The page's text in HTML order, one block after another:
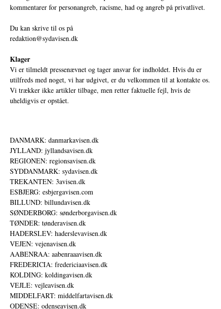
kommentarer for personangreb, racisme, had og angreb på privatlivet.
Du kan skrive til os på
redaktion@sydavisen.dk
Klager
Vi er tilmeldt pressenævnet og tager ansvar for indholdet. Hvis du er
utilfreds med noget, vi har udgivet, er du velkommen til at kontakte os.
Vi trækker ikke artikler tilbage, men retter faktuelle fejl, hvis de
uheldigvis er opstået.
DANMARK: danmarkavisen.dk
JYLLAND: jyllandsavisen.dk
REGIONEN: regionsavisen.dk
SYDDANMARK: sydavisen.dk
TREKANTEN: 3avisen.dk
ESBJERG: esbjergavisen.com
BILLUND: billundavisen.dk
SØNDERBORG: sønderborgavisen.dk
TØNDER: tønderavisen.dk
HADERSLEV: haderslevavisen.dk
VEJEN: vejenavisen.dk
AABENRAA: aabenraaavisen.dk
FREDERICIA: fredericiaavisen.dk
KOLDING: koldingavisen.dk
VEJLE: vejleavisen.dk
MIDDELFART: middelfartavisen.dk
ODENSE: odenseavisen.dk